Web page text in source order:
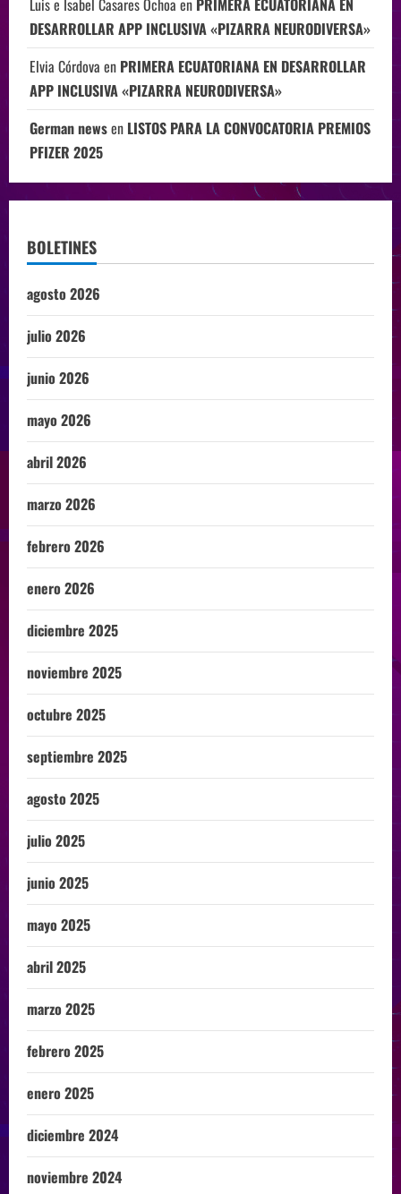
DESARROLLAR APP INCLUSIVA «PIZARRA NEURODIVERSA»
Elvia Córdova en PRIMERA ECUATORIANA EN DESARROLLAR
APP INCLUSIVA «PIZARRA NEURODIVERSA»
German newsen LISTOS PARA LA CONVOCATORIA PREMIOS
PFIZER 2025
BOLETINES
agosto 2026
julio 2026
junio 2026
mayo 2026
abril 2026
marzo 2026
febrero 2026
enero 2026
diciembre 2025
noviembre 2025
octubre 2025
septiembre 2025
agosto 2025
julio 2025
junio 2025
mayo 2025
abril 2025
marzo 2025
febrero 2025
enero 2025
diciembre 2024
noviembre 2024